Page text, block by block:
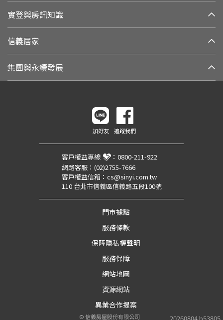
實登與房訊知識
信義居家
集團與永續發展
加好友 追蹤我們
客戶權益專線 ： 0800-211-922
網路客服： (02)2755-7666
客戶權益信箱： cs@sinyi.com.tw
110 台北市信義區信義路五段100號
門市據點
服務條款
保障隱私權聲明
服務保障
網站地圖
資源網站
異業合作提案
©信義房屋股份有限公司